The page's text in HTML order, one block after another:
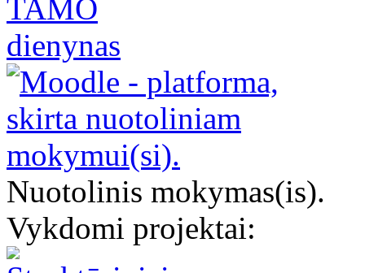
Nuotolinis mokymas(is).
Vykdomi projektai: